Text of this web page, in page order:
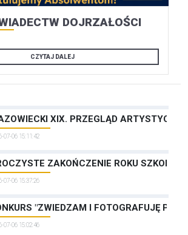
DOJRZAŁOŚCI
CZYTAJ DALEJ
XIX. PRZEGLĄD
07-06 15:11:42
ZAKOŃCZENIE ROKU
07-06 15:37:26
"ZWIEDZAM I FOTOGRAFUJĘ
07-06 15:02:46